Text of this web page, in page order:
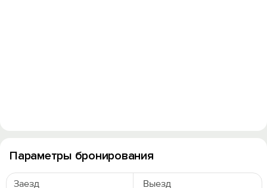
Параметры бронирования
Заезд Выезд